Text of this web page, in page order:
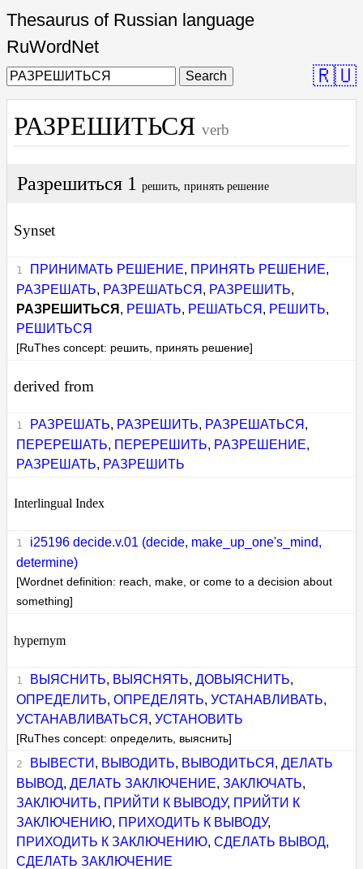
Thesaurus of Russian language
RuWordNet
Search 🇷🇺
РАЗРЕШИТЬСЯ verb
Разрешиться 1 решить, принять решение
Synset
ПРИНИМАТЬ РЕШЕНИЕ, ПРИНЯТЬ РЕШЕНИЕ,
РАЗРЕШАТЬ, РАЗРЕШАТЬСЯ , РАЗРЕШИТЬ,
РАЗРЕШИТЬСЯ , РЕШАТЬ, РЕШАТЬСЯ , РЕШИТЬ,
РЕШИТЬСЯ
[RuThes concept: решить, принять решение]
derived from
РАЗРЕШАТЬ, РАЗРЕШИТЬ, РАЗРЕШАТЬСЯ ,
ПЕРЕРЕШАТЬ, ПЕРЕРЕШИТЬ, РАЗРЕШЕНИЕ,
РАЗРЕШАТЬ, РАЗРЕШИТЬ
Interlingual Index
i25196 decide.v.01 (decide, make_up_one's_mind,
determine)
[Wordnet definition: reach, make, or come to a decision about
something]
hypernym
ВЫЯСНИТЬ, ВЫЯСНЯТЬ, ДОВЫЯСНИТЬ,
ОПРЕДЕЛИТЬ,ОПРЕДЕЛЯТЬ,УСТАНАВЛИВАТЬ,
УСТАНАВЛИВАТЬСЯ ,УСТАНОВИТЬ
[RuThes concept: определить, выяснить]
ВЫВЕСТИ , ВЫВОДИТЬ, ВЫВОДИТЬСЯ , ДЕЛАТЬ
ВЫВОД,ДЕЛАТЬ ЗАКЛЮЧЕНИЕ,ЗАКЛЮЧАТЬ,
ЗАКЛЮЧИТЬ, ПРИЙТИ К ВЫВОДУ, ПРИЙТИ К
ЗАКЛЮЧЕНИЮ, ПРИХОДИТЬ К ВЫВОДУ,
ПРИХОДИТЬ К ЗАКЛЮЧЕНИЮ,СДЕЛАТЬ ВЫВОД,
СДЕЛАТЬ ЗАКЛЮЧЕНИЕ